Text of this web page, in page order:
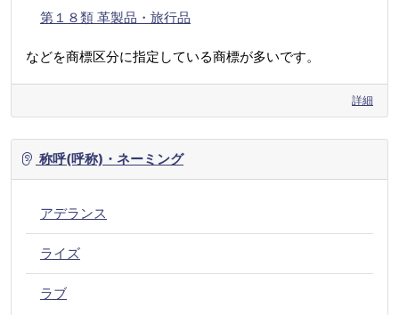
第１８類 革製品・旅行品
などを商標区分に指定している商標が多いです。
詳細
称呼(呼称)・ネーミング
アデランス
ライズ
ラブ